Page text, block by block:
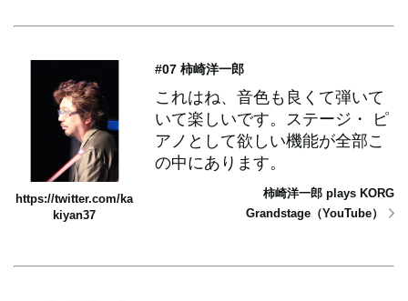
https://twitter.com/ka
kiyan37
#07 柿崎洋一郎
これはね、音色も良くて弾いて
いて楽しいです。ステージ・ ピ
アノとして欲しい機能が全部こ
の中にあります。
柿崎洋一郎 plays KORG
Grandstage（YouTube）